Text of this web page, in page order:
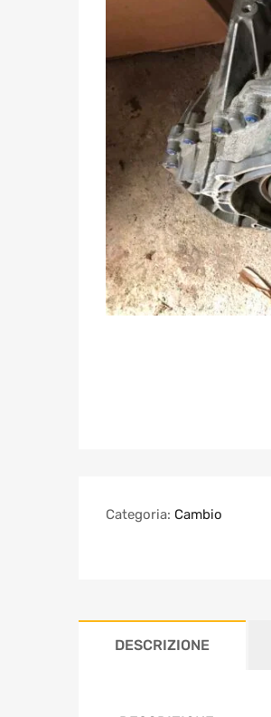
Categoria: Cambio
DESCRIZIONE